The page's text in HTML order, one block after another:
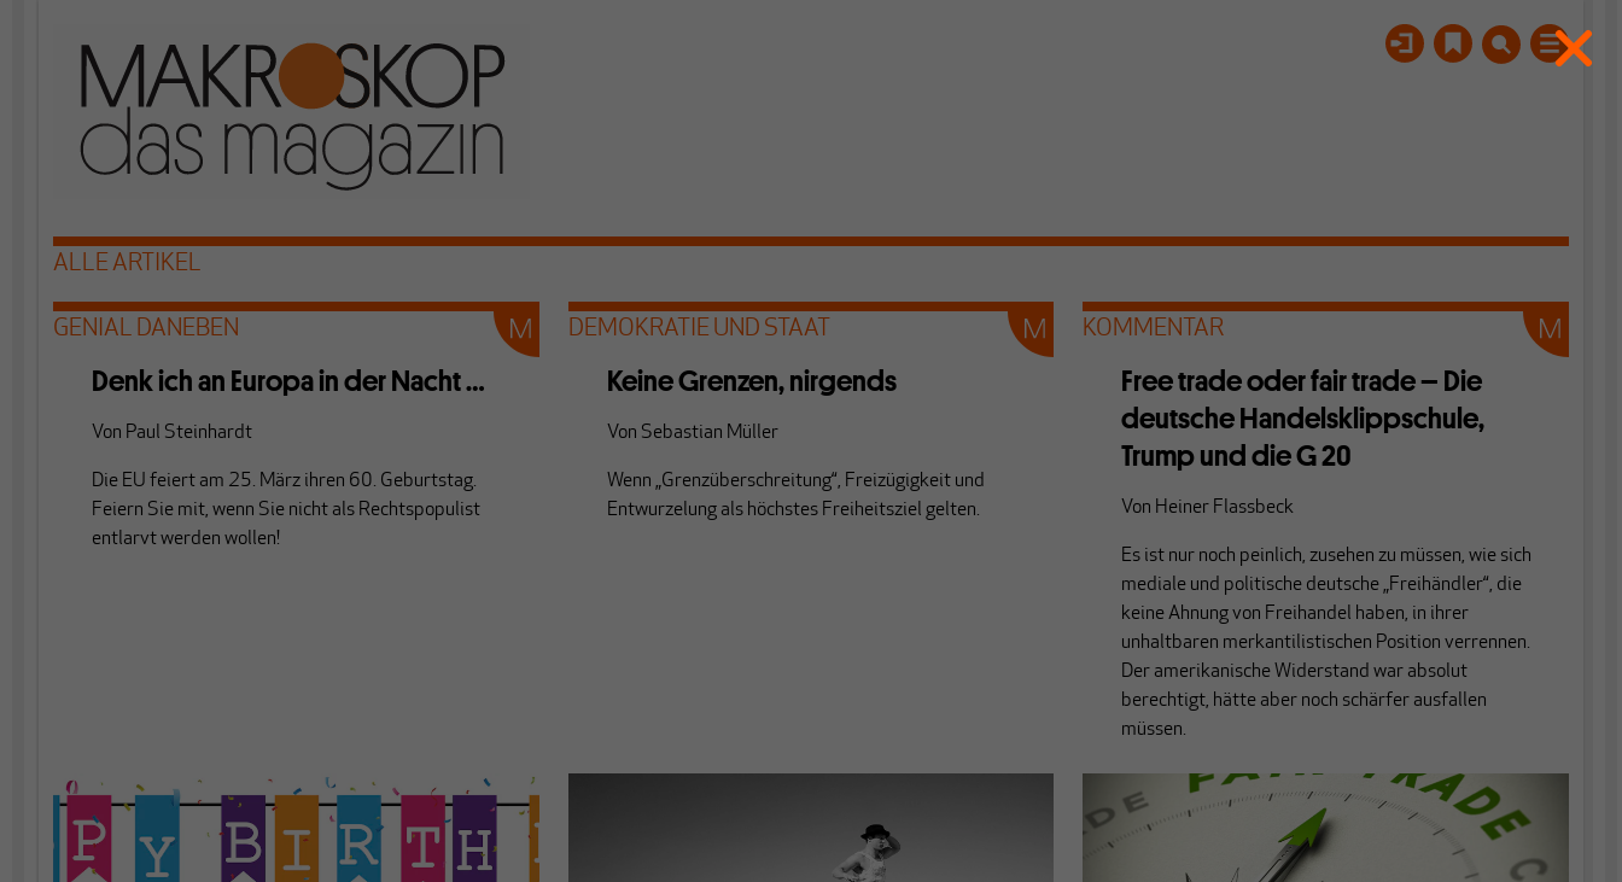
ALLE ARTIKEL
GENIAL DANEBEN
Denk ich an Europa in der Nacht …
Von Paul Steinhardt
Die EU feiert am 25. März ihren 60. Geburtstag.
Feiern Sie mit, wenn Sie nicht als Rechtspopulist
entlarvt werden wollen!
DEMOKRATIE UND STAAT
Keine Grenzen, nirgends
Von Sebastian Müller
Wenn „Grenzüberschreitung“, Freizügigkeit und
Entwurzelung als höchstes Freiheitsziel gelten.
KOMMENTAR
Free trade oder fair trade – Die
deutsche Handelsklippschule,
Trump und die G 20
Von Heiner Flassbeck
Es ist nur noch peinlich, zusehen zu müssen, wie sich
mediale und politische deutsche „Freihändler“, die
keine Ahnung von Freihandel haben, in ihrer
unhaltbaren merkantilistischen Position verrennen.
Der amerikanische Widerstand war absolut
berechtigt, hätte aber noch schärfer ausfallen
müssen.